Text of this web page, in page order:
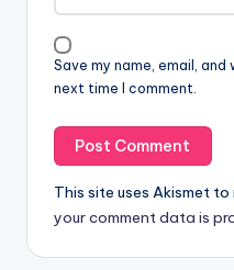
Save my name, email,
next time I comment.
This site uses Akismet to
your comment data is